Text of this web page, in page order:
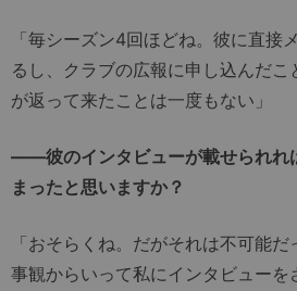
「毎シーズン4回ほどね。彼に直接
るし、クラブの広報に申し込んだ
が返って来たことは一度もない」
――彼のインタビューが載せられれ
まったと思いますか？
「おそらくね。だがそれは不可能
事観からいって私にインタビューを